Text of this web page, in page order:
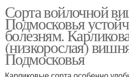
Сорта войлочной
Подмосковья
болезням.
(низкорослая)
Подмосковья